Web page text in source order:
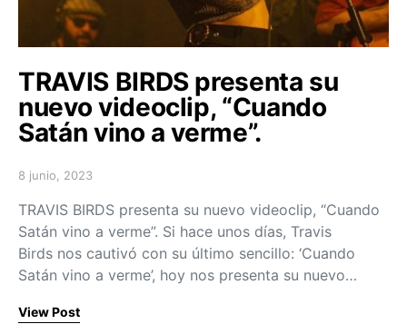
TRAVIS BIRDS presenta su
nuevo videoclip, “Cuando
Satán vino a verme”.
Posted on
8 junio, 2023
TRAVIS BIRDS presenta su nuevo videoclip, “Cuando
Satán vino a verme”. Si hace unos días, Travis
Birds nos cautivó con su último sencillo: ‘Cuando
Satán vino a verme’, hoy nos presenta su nuevo…
View Post